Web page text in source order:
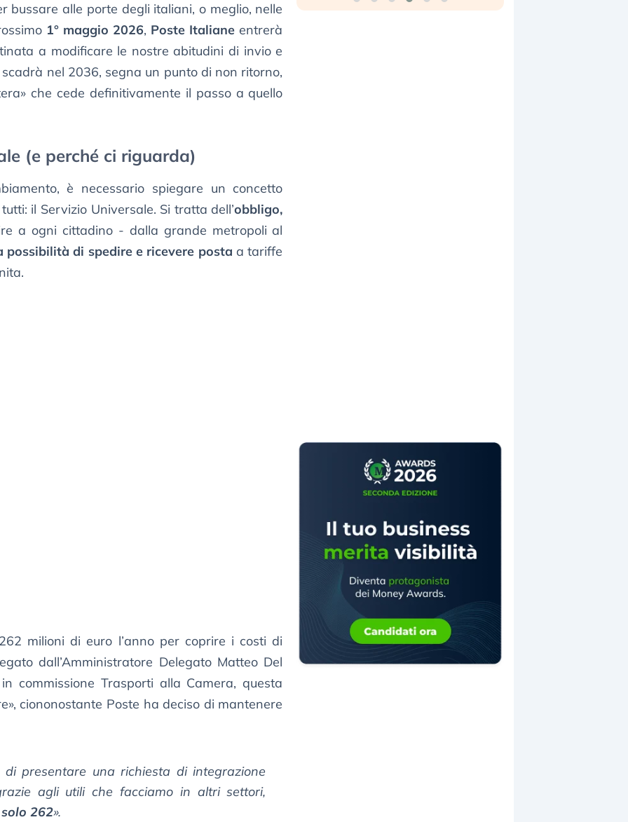
bussare alle porte degli italiani, o meglio, nelle
1° maggio 2026, Poste Italiane entrerà
a modificare le nostre abitudini di invio e
nel 2036, segna un punto di non ritorno,
che cede definitivamente il passo a quello
(e perché ci riguarda)
è necessario spiegare un concetto
il Servizio Universale. Si tratta dell’obbligo,
a ogni cittadino - dalla grande metropoli al
possibilità di spedire e ricevere posta a tariffe
milioni di euro l’anno per coprire i costi di
dall’Amministratore Delegato Matteo Del
commissione Trasporti alla Camera, questa
ciononostante Poste ha deciso di mantenere
di presentare una richiesta di integrazione
agli utili che facciamo in altri settori,
262».